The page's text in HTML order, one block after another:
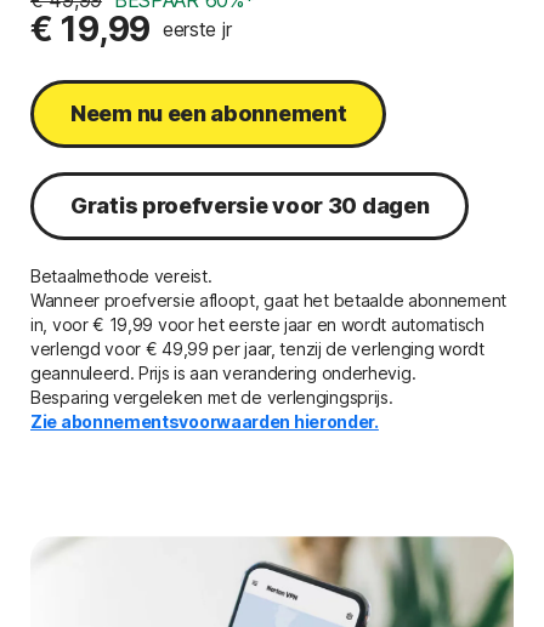
€ 19,99 eerste jr
Neem nu een abonnement
Gratis proefversie voor 30 dagen
Betaalmethode vereist.
Wanneer proefversie afloopt, gaat het betaalde abonnement
in, voor € 19,99 voor het eerste jaar en wordt automatisch
verlengd voor € 49,99 per jaar, tenzij de verlenging wordt
geannuleerd. Prijs is aan verandering onderhevig.
Besparing vergeleken met de verlengingsprijs.
Zie abonnementsvoorwaarden hieronder.